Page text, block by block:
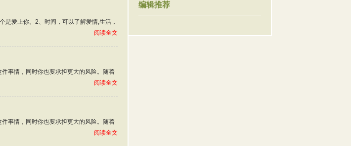
是爱上你。2、时间，可以了解爱情,生活，
阅读全文
事情，同时你也要承担更大的风险。随着
阅读全文
事情，同时你也要承担更大的风险。随着
阅读全文
编辑推荐